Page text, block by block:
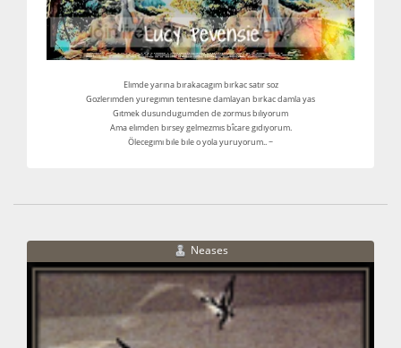
Elımde yarına bırakacagım bırkac satır soz
Gozlerımden yuregımın tentesıne damlayan bırkac damla yas
Gıtmek dusundugumden de zormus bılıyorum
Ama elımden bırsey gelmezmıs bîcare gıdıyorum.
Ölecegımı bıle bıle o yola yuruyorum.. ~
Neases